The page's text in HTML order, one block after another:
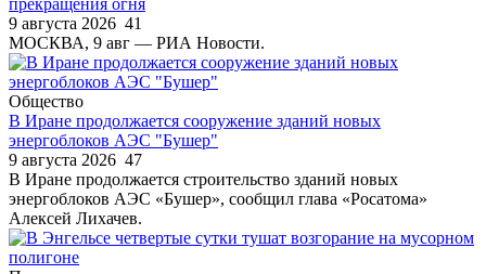
9 августа 2026 41
МОСКВА, 9 авг — РИА Новости.
Общество
В Иране продолжается сооружение зданий новых
энергоблоков АЭС "Бушер"
9 августа 2026 47
В Иране продолжается строительство зданий новых
энергоблоков АЭС «Бушер», сообщил глава «Росатома»
Алексей Лихачев.